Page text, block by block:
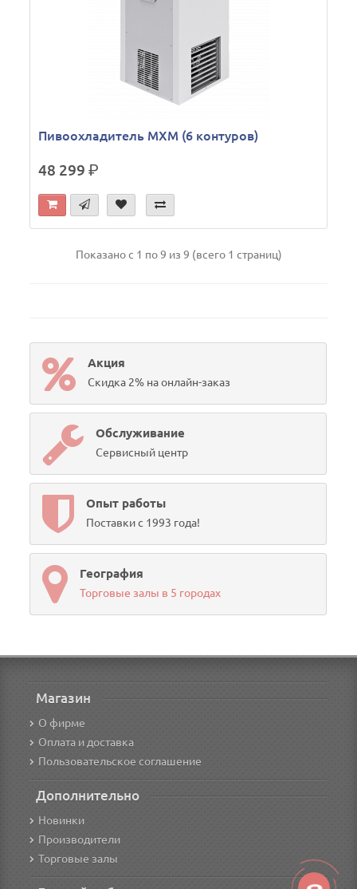
Пивоохладитель МХМ (6 контуров)
48 299р.
Показано с 1 по 9 из 9 (всего 1 страниц)
Акция
Скидка 2% на онлайн-заказ
Обслуживание
Сервисный центр
Опыт работы
Поставки с 1993 года!
География
Торговые залы в 5 городах
Магазин
О фирме
Оплата и доставка
Пользовательское соглашение
Дополнительно
Новинки
Производители
Торговые залы